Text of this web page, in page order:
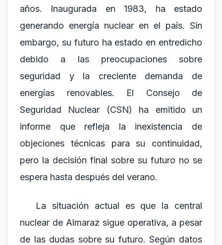
años. Inaugurada en 1983, ha estado
generando energía nuclear en el país. Sin
embargo, su futuro ha estado en entredicho
debido a las preocupaciones sobre
seguridad y la creciente demanda de
energías renovables. El Consejo de
Seguridad Nuclear (CSN) ha emitido un
informe que refleja la inexistencia de
objeciones técnicas para su continuidad,
pero la decisión final sobre su futuro no se
espera hasta después del verano.
La situación actual es que la central
nuclear de Almaraz sigue operativa, a pesar
de las dudas sobre su futuro. Según datos